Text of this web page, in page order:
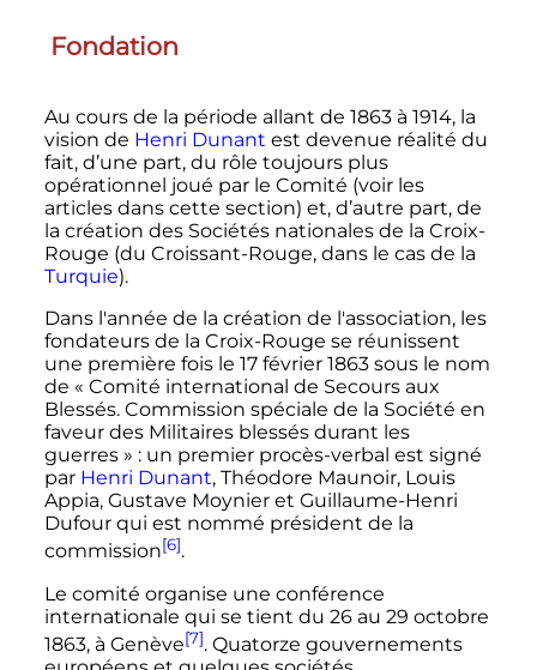
Fondation
Au cours de la période allant de 1863 à 1914, la
vision de Henri Dunant est devenue réalité du
fait, d’une part, du rôle toujours plus
opérationnel joué par le Comité (voir les
articles dans cette section) et, d’autre part, de
la création des Sociétés nationales de la Croix-
Rouge (du Croissant-Rouge, dans le cas de la
Turquie).
Dans l'année de la création de l'association, les
fondateurs de la Croix-Rouge se réunissent
une première fois le 17 février 1863 sous le nom
de « Comité international de Secours aux
Blessés. Commission spéciale de la Société en
faveur des Militaires blessés durant les
guerres » : un premier procès-verbal est signé
par Henri Dunant, Théodore Maunoir, Louis
Appia, Gustave Moynier et Guillaume-Henri
Dufour qui est nommé président de la
commission[6].
Le comité organise une conférence
internationale qui se tient du 26 au 29 octobre
1863, à Genève[7]. Quatorze gouvernements